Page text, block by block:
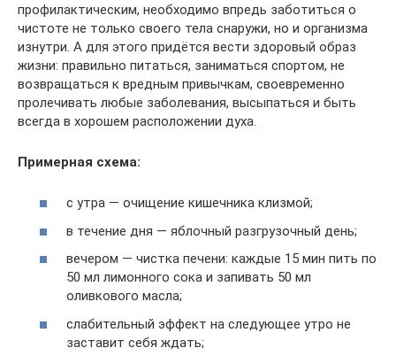
профилактическим, необходимо впредь заботиться о
чистоте не только своего тела снаружи, но и организма
изнутри. А для этого придётся вести здоровый образ
жизни: правильно питаться, заниматься спортом, не
возвращаться к вредным привычкам, своевременно
пролечивать любые заболевания, высыпаться и быть
всегда в хорошем расположении духа.
Примерная схема:
с утра — очищение кишечника клизмой;
в течение дня — яблочный разгрузочный день;
вечером — чистка печени: каждые 15 мин пить по
50 мл лимонного сока и запивать 50 мл
оливкового масла;
слабительный эффект на следующее утро не
заставит себя ждать;